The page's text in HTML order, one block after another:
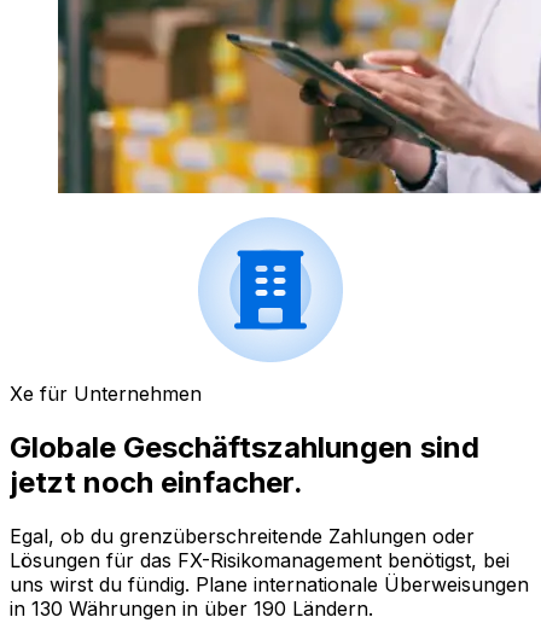
Xe für Unternehmen
Globale Geschäftszahlungen sind
jetzt noch einfacher.
Egal, ob du grenzüberschreitende Zahlungen oder
Lösungen für das FX-Risikomanagement benötigst, bei
uns wirst du fündig. Plane internationale Überweisungen
in 130 Währungen in über 190 Ländern.